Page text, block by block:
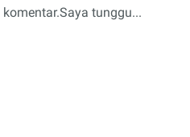
tunggu...